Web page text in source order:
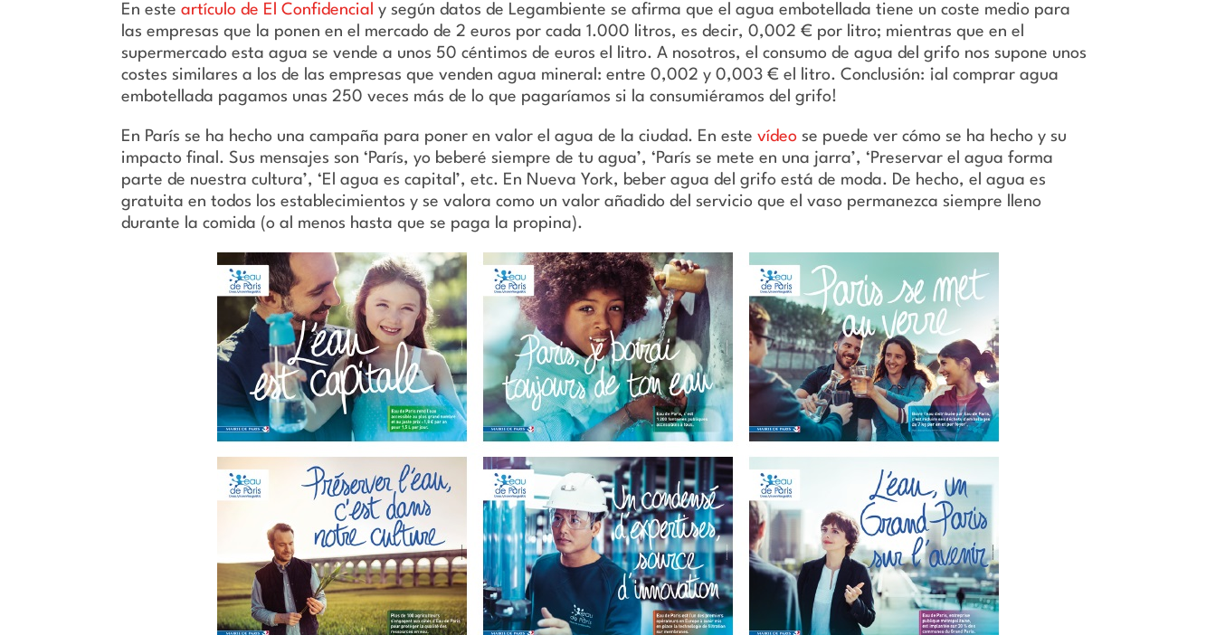
En esteartículo de El Confidencialy según datos de Legambiente se afirma que el agua embotellada tiene un coste medio para
las empresas que la ponen en el mercado de 2 euros por cada 1.000 litros, es decir, 0,002 € por litro; mientras que en el
supermercado esta agua se vende a unos 50 céntimos de euros el litro. A nosotros, el consumo de agua del grifo nos supone unos
costes similares a los de las empresas que venden agua mineral: entre 0,002 y 0,003 € el litro. Conclusión: ¡al comprar agua
embotellada pagamos unas 250 veces más de lo que pagaríamos si la consumiéramos del grifo!
En París se ha hecho una campaña para poner en valor el agua de la ciudad. En estevídeose puede ver cómo se ha hecho y su
impacto final. Sus mensajes son ‘París, yo beberé siempre de tu agua’, ‘París se mete en una jarra’, ‘Preservar el agua forma
parte de nuestra cultura’, ‘El agua es capital’, etc. En Nueva York, beber agua del grifo está de moda. De hecho, el agua es
gratuita en todos los establecimientos y se valora como un valor añadido del servicio que el vaso permanezca siempre lleno
durante la comida (o al menos hasta que se paga la propina).